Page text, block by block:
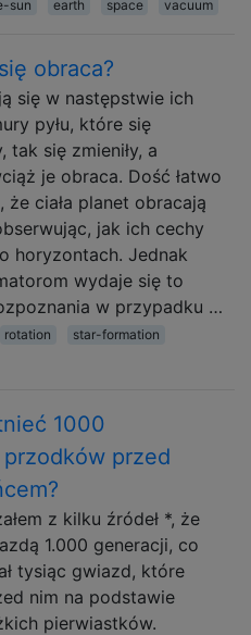
sun earth space vacuum
obraca?
się w następstwie ich
pyłu, które się
tak się zmieniły, a
je obraca. Dość łatwo
że ciała planet obracają
jak ich cechy
horyzontach. Jednak
wydaje się to
w przypadku …
rotation
star-formation
1000
przed
z kilku źródeł *, że
1.000 generacji, co
tysiąc gwiazd, które
nim na podstawie
pierwiastków.